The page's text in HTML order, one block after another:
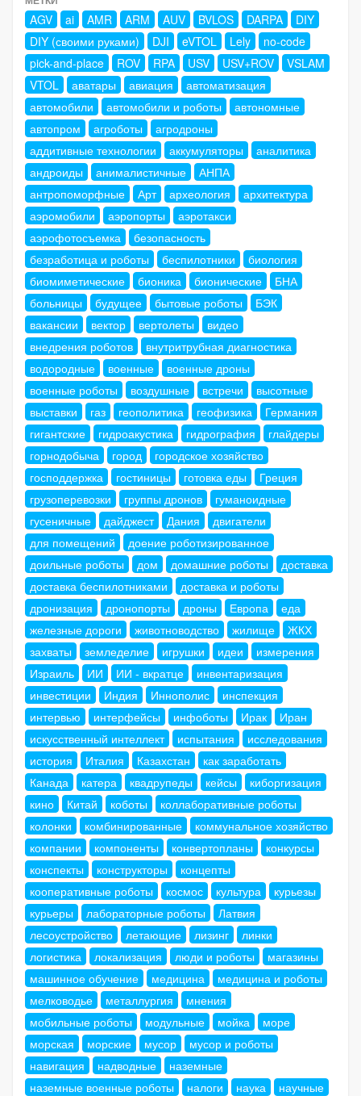
AGV ai AMR ARM AUV BVLOS DARPA
DIY
DIY (своими руками)
DJI eVTOL Lely
no-code
pick-and-place
ROV RPA USV USV+ROV
VSLAM
VTOL
аватары авиация
автоматизация
автомобили
автомобили и роботы
автономные
автопром
агроботы
агродроны
аддитивные технологии
аккумуляторы
аналитика
андроиды
анималистичные
АНПА
антропоморфные
Арт археология
архитектура
аэромобили
аэропорты
аэротакси
аэрофотосъемка
безопасность
безработица и роботы
беспилотники
биология
биомиметические
бионика бионические
БНА
больницы
будущее бытовые роботы
БЭК
вакансии
вектор вертолеты
видео
внедрения роботов
внутритрубная диагностика
водородные
военные
военные дроны
военные роботы
воздушные встречи
высотные
выставки
газ геополитика геофизика
Германия
гигантские
гидроакустика гидрография
глайдеры
горнодобыча
город
городское хозяйство
господдержка
гостиницы готовка еды
Греция
грузоперевозки
группы дронов
гуманоидные
гусеничные
дайджест Дания
двигатели
для помещений
доение роботизированное
доильные роботы
дом домашние роботы
доставка
доставка беспилотниками
доставка и роботы
дронизация
дронопорты дроны Европа
еда
железные дороги
животноводство жилище
ЖКХ
захваты
земледелие игрушки идеи
измерения
Израиль
ИИ ИИ - вкратце
инвентаризация
инвестиции
Индия Иннополис
инспекция
интервью
интерфейсы инфоботы Ирак
Иран
искусственный интеллект
испытания
исследования
история
Италия Казахстан
как заработать
Канада
катера квадрупеды кейсы
киборгизация
кино
Китай коботы
коллаборативные роботы
колонки
комбинированные
коммунальное хозяйство
компании
компоненты конвертопланы
конкурсы
конспекты
конструкторы
концепты
кооперативные роботы
космос культура
курьезы
курьеры
лабораторные роботы
Латвия
лесоустройство
летающие лизинг
линки
логистика
локализация люди и роботы
магазины
машинное обучение
медицина
медицина и роботы
мелководье
металлургия
мнения
мобильные роботы
модульные мойка
море
морская
морские мусор
мусор и роботы
навигация
надводные
наземные
наземные военные роботы
налоги наука
научные